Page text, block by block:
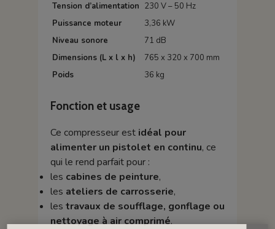
Tension d’alimentation 230 V – 50 Hz
Puissance moteur
3,36 kW
Niveau sonore
71 dB
Dimensions (L x l x h)
765 x 320 x 700 mm
Poids
36 kg
Fonction et usage
Ce compresseur est idéal pour
alimenter un pistolet en continu, ce
qui le rend parfait pour :
les cabines de peinture,
les ateliers de carrosserie,
les travaux de soufflage, gonflage ou
nettoyage à air comprimé.